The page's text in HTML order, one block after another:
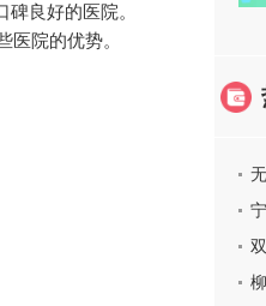
良好的医院。
院的优势。
光